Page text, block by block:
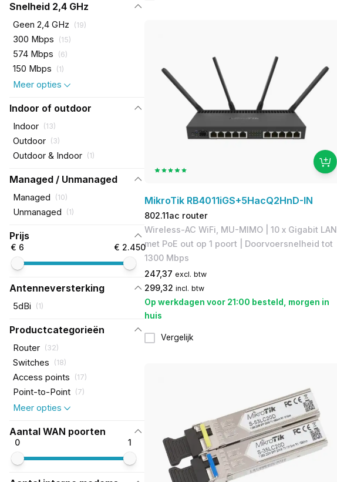
Snelheid 2,4 GHz
Geen 2,4 GHz (19)
300 Mbps (15)
574 Mbps (6)
150 Mbps (1)
Meer opties
Indoor of outdoor
Indoor (13)
Outdoor (3)
Outdoor & Indoor (1)
Managed / Unmanaged
Managed (10)
Unmanaged (1)
Prijs
€ 6 € 2.450
Antenneversterking
5dBi (1)
Productcategorieën
Router (32)
Switches (18)
Access points (17)
Point-to-Point (7)
Meer opties
Aantal WAN poorten
0 1
MikroTik RB4011iGS+5HacQ2HnD-IN
802.11ac router
​Wireless-AC WiFi, MU-MIMO | 10 x Gigabit LAN
met PoE out op 1 poort | Doorvoersnelheid tot
1300 Mbps
247,37 excl. btw
299,32 incl. btw
Op werkdagen voor 21:00 besteld, morgen in
huis
Vergelijk